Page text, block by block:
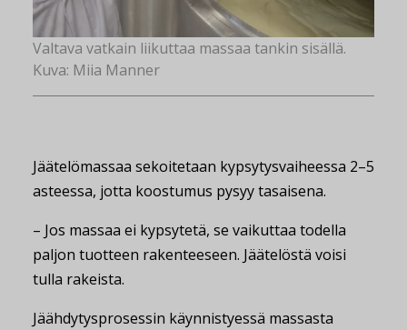
Valtava vatkain liikuttaa massaa tankin sisällä.
Kuva: Miia Manner
Jäätelömassaa sekoitetaan kypsytysvaiheessa 2–5
asteessa, jotta koostumus pysyy tasaisena.
– Jos massaa ei kypsytetä, se vaikuttaa todella
paljon tuotteen rakenteeseen. Jäätelöstä voisi
tulla rakeista.
Jäähdytysprosessin käynnistyessä massasta